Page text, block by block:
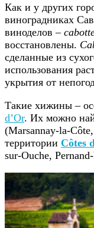
Как и у других
виноградниках
виноделов –
восстановлены.
сделанные из
использования
укрытия от
Такие хижины –
d’Or. Их можно
(Marsannay-la-
территории Côtes
sur-Ouche,